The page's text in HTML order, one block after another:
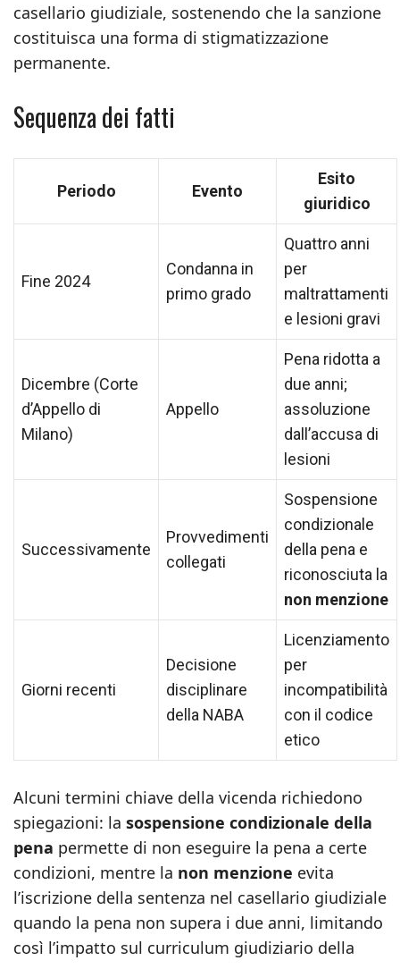
casellario giudiziale, sostenendo che la sanzione
costituisca una forma di stigmatizzazione
permanente.
Sequenza dei fatti
Periodo Evento
Esito
giuridico
Fine 2024
Condanna in
primo grado
Quattro anni
per
maltrattamenti
e lesioni gravi
Dicembre (Corte
d’Appello di
Milano)
Appello
Pena ridotta a
due anni;
assoluzione
dall’accusa di
lesioni
Successivamente
Provvedimenti
collegati
Sospensione
condizionale
della pena e
riconosciuta la
non menzione
Giorni recenti
Decisione
disciplinare
della NABA
Licenziamento
per
incompatibilità
con il codice
etico
Alcuni termini chiave della vicenda richiedono
spiegazioni: la sospensione condizionale della
pena permette di non eseguire la pena a certe
condizioni, mentre la non menzione evita
l’iscrizione della sentenza nel casellario giudiziale
quando la pena non supera i due anni, limitando
così l’impatto sul curriculum giudiziario della